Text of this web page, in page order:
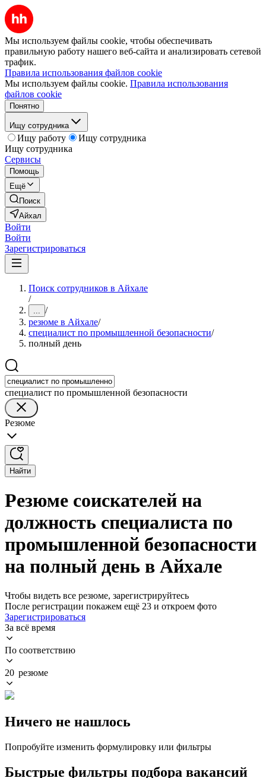
Мы используем файлы cookie, чтобы обеспечивать
правильную работу нашего веб-сайта и анализировать сетевой
трафик.
Правила использования файлов cookie
Мы используем файлы cookie. Правила использования
файлов cookie
Понятно
Ищу сотрудника
Ищу работу
Ищу сотрудника
Ищу сотрудника
Сервисы
Помощь
Ещё
Поиск
Айхал
Войти
Войти
Зарегистрироваться
Поиск сотрудников в Айхале
/
... /
резюме в Айхале/
специалист по промышленной безопасности/
полный день
специалист по промышленной безопасности
Резюме
Найти
Резюме соискателей на
должность специалиста по
промышленной безопасности
на полный день в Айхале
Чтобы видеть все резюме, зарегистрируйтесь
После регистрации покажем ещё 23 и откроем фото
Зарегистрироваться
За всё время
По соответствию
20 резюме
Ничего не нашлось
Попробуйте изменить формулировку или фильтры
Быстрые фильтры подбора вакансий